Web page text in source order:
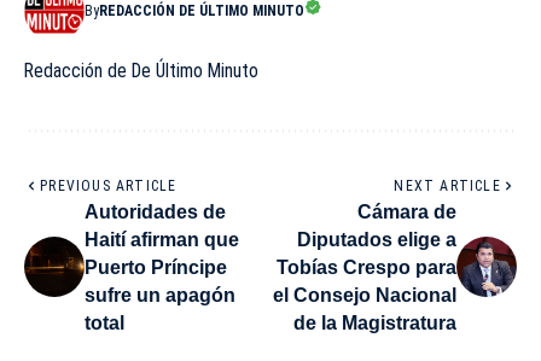
ByREDACCIÓN DE ÚLTIMO MINUTO
Redacción de De Último Minuto
PREVIOUS ARTICLE
Autoridades de
Haití afirman que
Puerto Príncipe
sufre un apagón
total
NEXT ARTICLE
Cámara de
Diputados elige a
Tobías Crespo para
el Consejo Nacional
de la Magistratura